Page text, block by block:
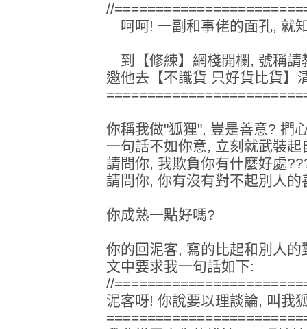
//
呵呵! 一副和事佬的面孔, 就
到【修練】網棧開欄, 號稱請
邀他去【不識貨 只好貨比貨】
你稱我做"狐狸", 豈是善意? 捫
一句話不如你意, 立刻就武裝
請問你, 我欺負你有什麼好處
請問你, 你有沒有對不起別人的
你成熟一點好嗎?
你的回泥客, 寫的比起和別人的
文中要求我一句話如下:
//
泥客呀! 你說要以理談論, 叫我